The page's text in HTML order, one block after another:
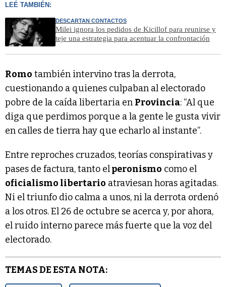
LEÉ TAMBIÉN:
DESCARTAN CONTACTOS
Milei ignora los pedidos de Kicillof para reunirse y
teje una estrategia para acentuar la confrontación
Romo también intervino tras la derrota,
cuestionando a quienes culpaban al electorado
pobre de la caída libertaria en Provincia: “Al que
diga que perdimos porque a la gente le gusta vivir
en calles de tierra hay que echarlo al instante”.
Entre reproches cruzados, teorías conspirativas y
pases de factura, tanto elperonismo como el
oficialismo libertario atraviesan horas agitadas.
Ni el triunfo dio calma a unos, ni la derrota ordenó
a los otros. El 26 de octubre se acerca y, por ahora,
el ruido interno parece más fuerte que la voz del
electorado.
TEMAS DE ESTA NOTA: